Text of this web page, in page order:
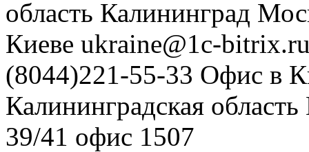
область Калининград
Киеве ukraine@1c-
(8044)221-55-33 Офис в
Калининградская область
39/41 офис 1507